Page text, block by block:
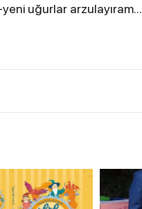
uğurlar arzulayıram...